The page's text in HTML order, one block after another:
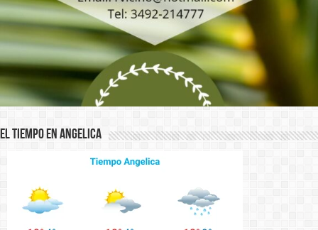
El Tiempo en Angelica